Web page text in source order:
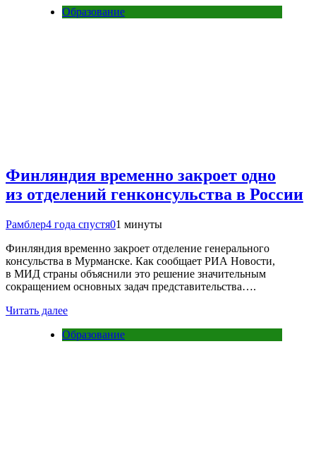
Образование
Финляндия временно закроет одно
из отделений генконсульства в России
Рамблер4 года спустя01 минуты
Финляндия временно закроет отделение генерального
консульства в Мурманске. Как сообщает РИА Новости,
в МИД страны объяснили это решение значительным
сокращением основных задач представительства….
Читать далее
Образование